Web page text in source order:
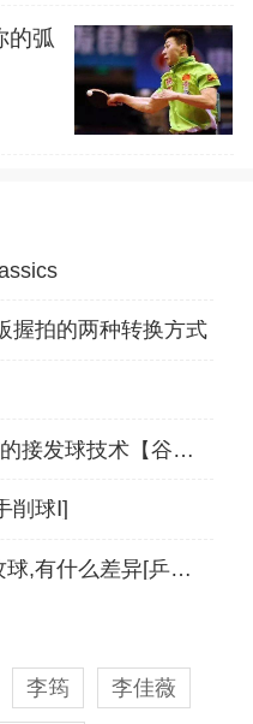
的弧
握拍的两种转换方式
青少年选手最“实用”的接发球技术【谷云峰-05】
削球Ⅰ]
若何区分拉球照样攻球,有什么差异[乒球手艺]
李筠 李佳薇